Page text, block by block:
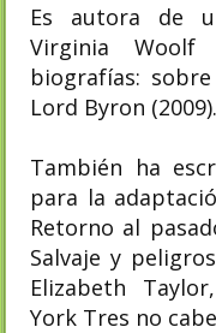
Es autora de
Virginia Woolf
biografías: sobre
Lord Byron (2009).
También ha
para la
Retorno al
Salvaje y
Elizabeth
York Tres no